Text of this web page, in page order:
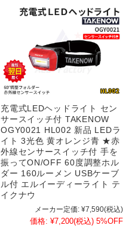
充電式LEDヘッドライト セン
サースイッチ付 TAKENOW
OGY0021 HL002 新品 LEDラ
イト 3光色 黄オレンジ青 ★赤
外線センサースイッチ付 手を
振ってON/OFF 60度調整ホル
ダー 160ルーメン USBケーブ
ル付 エルイーディーライト テ
イクナウ
メーカー定価: ¥7,590(税込)
価格: ¥7,200(税込) 5%OFF